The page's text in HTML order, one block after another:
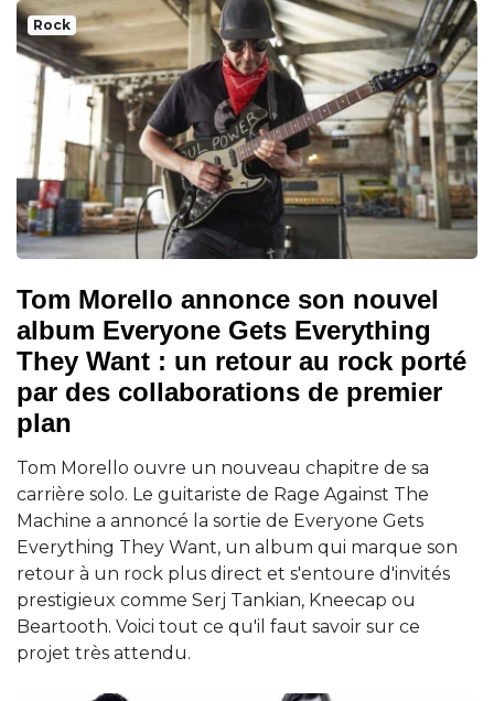
Rock
Tom Morello annonce son nouvel
album Everyone Gets Everything
They Want : un retour au rock porté
par des collaborations de premier
plan
Tom Morello ouvre un nouveau chapitre de sa
carrière solo. Le guitariste de Rage Against The
Machine a annoncé la sortie de Everyone Gets
Everything They Want, un album qui marque son
retour à un rock plus direct et s'entoure d'invités
prestigieux comme Serj Tankian, Kneecap ou
Beartooth. Voici tout ce qu'il faut savoir sur ce
projet très attendu.